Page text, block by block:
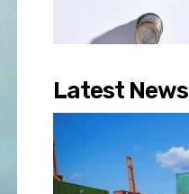
Latest News